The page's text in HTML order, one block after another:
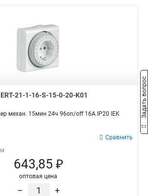
Телефонные
Заглушка для розеток
Розетка
Штепсельный разъем
Лицевая панель для
Накладка для розетки 0
ERT-21-1-16-S-15-0-20-K01
механ. 15мин 24ч 96on/off 16А IP20 IEK
Сравнить
643,85 ₽
оптовая цена
– +
Задать вопрос